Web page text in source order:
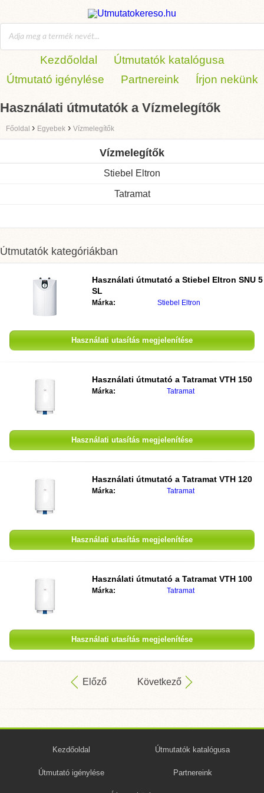
Kezdőoldal
Útmutatók katalógusa
Útmutató igénylése
Partnereink Írjon nekünk
Használati útmutatók a Vízmelegítők
Főoldal › Egyebek › Vízmelegítők
Vízmelegítők
Stiebel Eltron
Tatramat
Útmutatók kategóriákban
Használati útmutató a Stiebel Eltron SNU 5
SL
Márka: Stiebel Eltron
Használati utasítás megjelenítése
Használati útmutató a Tatramat VTH 150
Márka: Tatramat
Használati utasítás megjelenítése
Használati útmutató a Tatramat VTH 120
Márka: Tatramat
Használati utasítás megjelenítése
Használati útmutató a Tatramat VTH 100
Márka: Tatramat
Használati utasítás megjelenítése
Előző Következő
Kezdőoldal Útmutatók katalógusa
Útmutató igénylése Partnereink